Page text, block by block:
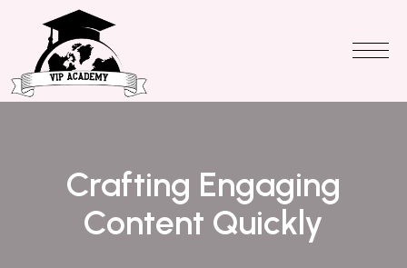
Crafting Engaging
Content Quickly